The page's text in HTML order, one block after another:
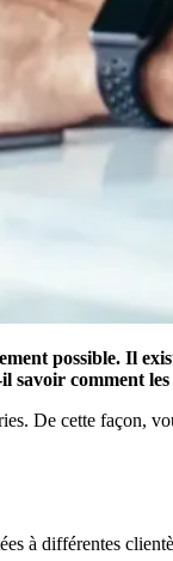
possible. Il
savoir comment
De cette façon,
à différentes